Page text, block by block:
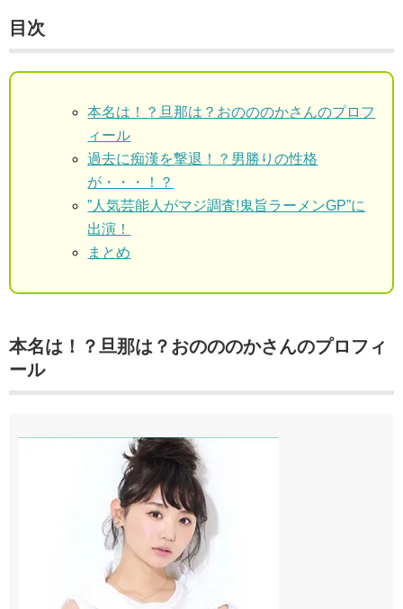
目次
本名は！？旦那は？おのののかさんのプロフ
ィール
過去に痴漢を撃退！？男勝りの性格
が・・・！？
”人気芸能人がマジ調査!鬼旨ラーメンGP”に
出演！
まとめ
本名は！？旦那は？おのののかさんのプロフィ
ール